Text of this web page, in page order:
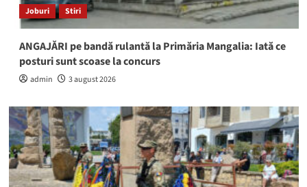
Joburi Stiri
ANGAJĂRI pe bandă rulantă la Primăria Mangalia: Iată ce
posturi sunt scoase la concurs
admin 3 august 2026